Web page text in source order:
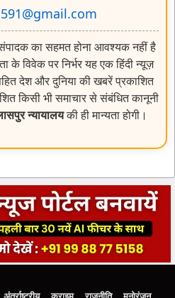
का सहमत होना आवश्यक नहीं है
के विवेक पर निर्भर यह एक हिंदी न्यूज़
देश और दुनिया की खबरें प्रकाशित
किसी भी समाचार से संबंधित कानूनी
न्यायालयकी ही मान्यता होगी।